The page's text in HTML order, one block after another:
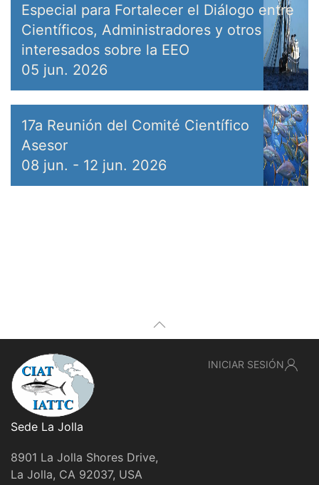
Especial para Fortalecer el Diálogo entre
Científicos, Administradores y otros
interesados sobre la EEO
05 jun. 2026
17a Reunión del Comité Científico
Asesor
08 jun. - 12 jun. 2026
Sede La Jolla
8901 La Jolla Shores Drive,
La Jolla, CA 92037, USA
INICIAR SESIÓN